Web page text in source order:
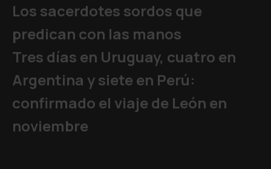
Los sacerdotes sordos que
predican con las manos
Tres días en Uruguay, cuatro en
Argentina y siete en Perú:
confirmado el viaje de León en
noviembre